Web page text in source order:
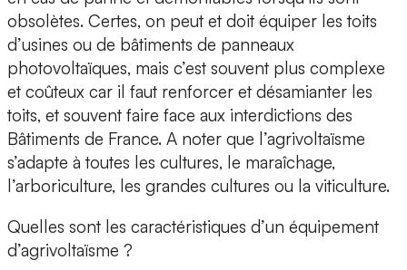
obsolètes. Certes, on peut et doit équiper les toits
d’usines ou de bâtiments de panneaux
photovoltaïques, mais c’est souvent plus complexe
et coûteux car il faut renforcer et désamianter les
toits, et souvent faire face aux interdictions des
Bâtiments de France. A noter que l’agrivoltaïsme
s’adapte à toutes les cultures, le maraîchage,
l’arboriculture, les grandes cultures ou la viticulture.
Quelles sont les caractéristiques d’un équipement
d’agrivoltaïsme ?